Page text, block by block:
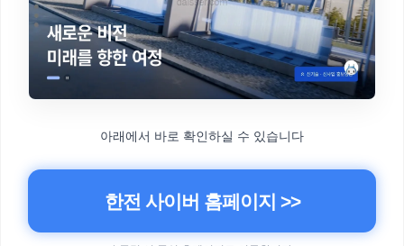
아래에서 바로 확인하실 수 있습니다
한전 사이버 홈페이지 >>